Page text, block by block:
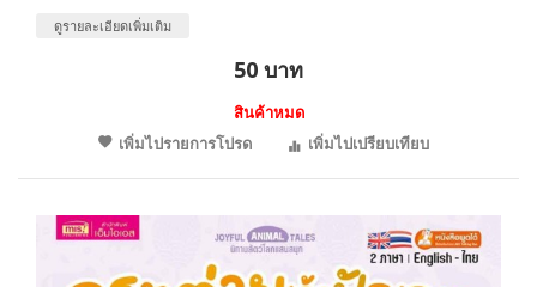
ดูรายละเอียดเพิ่มเติม
50 บาท
สินค้าหมด
เพิ่มไปรายการโปรด
เพิ่มไปเปรียบเทียบ